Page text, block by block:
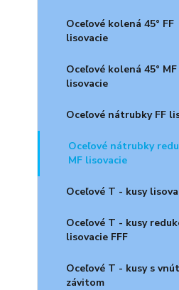
Oceľové kolená 45° FF
lisovacie
Oceľové kolená 45° MF
lisovacie
Oceľové nátrubky FF
Oceľové nátrubky
MF lisovacie
Oceľové T - kusy
Oceľové T - kusy
lisovacie FFF
Oceľové T - kusy s
závitom